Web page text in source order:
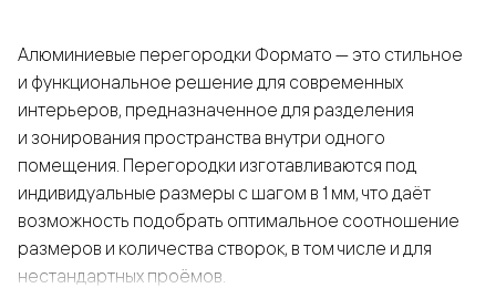
Алюминиевые перегородки Формато — это стильное
и функциональное решение для современных
интерьеров, предназначенное для разделения
и зонирования пространства внутри одного
помещения. Перегородки изготавливаются под
индивидуальные размеры с шагом в 1 мм, что даёт
возможность подобрать оптимальное соотношение
размеров и количества створок, в том числе и для
нестандартных проёмов.